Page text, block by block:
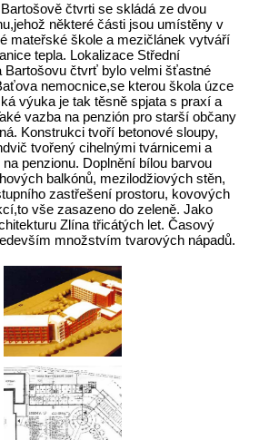
čtvrti se skládá ze dvou
některé části jsou umístěny v
mateřské škole a mezičlánek vytváří
tepla. Lokalizace Střední
Bartošovu čtvrť bylo velmi šťastné
nemocnice,se kterou škola úzce
výuka je tak těsně spjata s praxí a
vazba na penzión pro starší občany
Konstrukci tvoří betonové sloupy,
tvořený cihelnými tvárnicemi a
penzionu. Doplnění bílou barvou
balkónů, mezilodžiových stěn,
zastřešení prostoru, kovových
vše zasazeno do zeleně. Jako
Zlína třicátých let. Časový
množstvím tvarových nápadů.